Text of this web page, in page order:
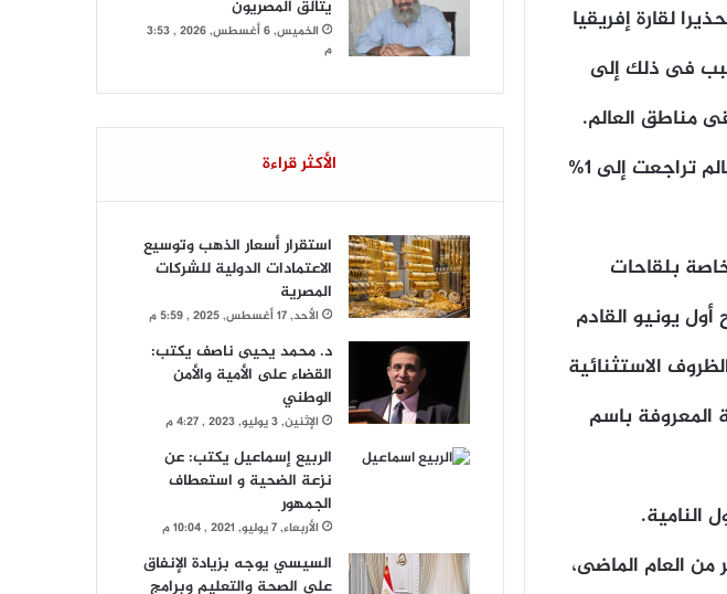
لقارة إفريقيا
فى ذلك إلى
مناطق العالم.
وأوضح البيان أن نصيب إفريقيا من جرعات اللقاحات التى تم توزيعها فى العالم تراجعت إلى 1%
بلقاحات
يونيو القادم
الاستثنائية
المعروفة باسم
النامية.
العام الماضى،
نتنياهو.. من يحمي
يتألق المصريون
الخميس, 6 أغسطس, 2026 , 3:53
م
الأكثر قراءة
استقرار أسعار الذهب وتوسيع
الاعتمادات الدولية للشركات
المصرية
الأحد, 17 أغسطس, 2025 , 5:59 م
د. محمد يحيى ناصف يكتب:
القضاء على الأمية والأمن
الوطني
الإثنين, 3 يوليو, 2023 , 4:27 م
الربيع إسماعيل يكتب: عن
نزعة الضحية و استعطاف
الجمهور
الأربعاء, 7 يوليو, 2021 , 10:04 م
السيسي يوجه بزيادة الإنفاق
على الصحة والتعليم وبرامج